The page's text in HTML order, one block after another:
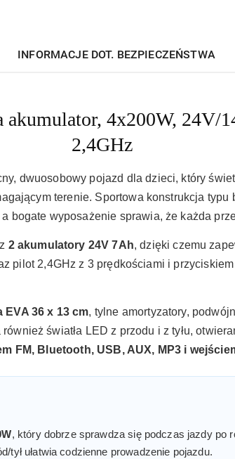
INFORMACJE DOT. BEZPIECZEŃSTWA
4x200W, 24V/
2,4GHz
dwuosobowy pojazd dla dzieci, który
terenie. Sportowa konstrukcja typu
bogate wyposażenie sprawia, że każda
2 akumulatory 24V 7Ah, dzięki czemu
pilot 2,4GHz z 3 prędkościami i
EVA 36 x 13 cm, tylne amortyzatory,
światła LED z przodu i z tyłu,
FM, Bluetooth, USB, AUX, MP3 i
, który dobrze sprawdza się podczas jazdy po
tył ułatwia codzienne prowadzenie pojazdu.